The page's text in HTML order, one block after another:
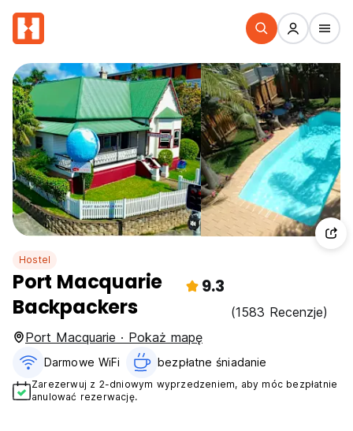
Hostel
Port Macquarie
Backpackers
9.3
(1583 Recenzje)
Port Macquarie · Pokaż mapę
Darmowe WiFi bezpłatne śniadanie‎
Zarezerwuj z 2-dniowym wyprzedzeniem, aby móc bezpłatnie
anulować rezerwację.